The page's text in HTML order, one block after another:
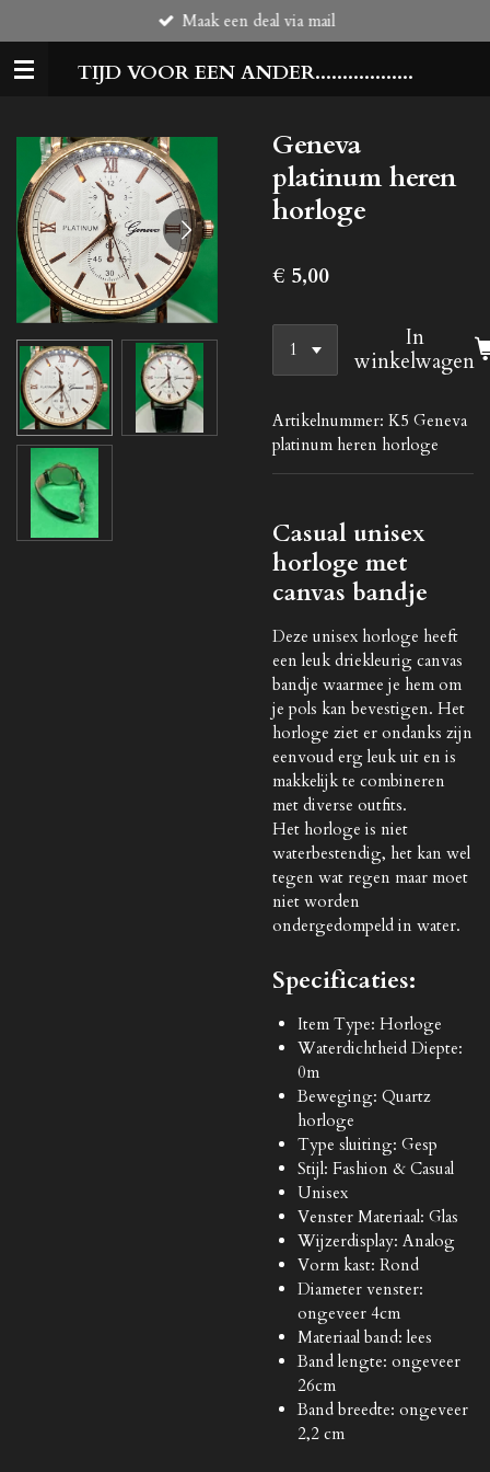
direct
naar
TIJD VOOR EEN ANDER..................
Maak een deal via mail
Geneva
platinum heren
horloge
€ 5,00
In
winkelwagen
Artikelnummer: K5 Geneva
platinum heren horloge
Casual unisex
horloge met
canvas bandje
Deze unisex horloge heeft
een leuk driekleurig canvas
bandje waarmee je hem om
je pols kan bevestigen. Het
horloge ziet er ondanks zijn
eenvoud erg leuk uit en is
makkelijk te combineren
met diverse outfits.
Het horloge is niet
waterbestendig, het kan wel
tegen wat regen maar moet
niet worden
ondergedompeld in water.
Specificaties:
Item Type: Horloge
Waterdichtheid Diepte:
0m
Beweging: Quartz
horloge
Type sluiting: Gesp
Stijl: Fashion & Casual
Unisex
Venster Materiaal: Glas
Wijzerdisplay: Analog
Vorm kast: Rond
Diameter venster:
ongeveer 4cm
Materiaal band: lees
Band lengte: ongeveer
26cm
Band breedte: ongeveer
2,2 cm